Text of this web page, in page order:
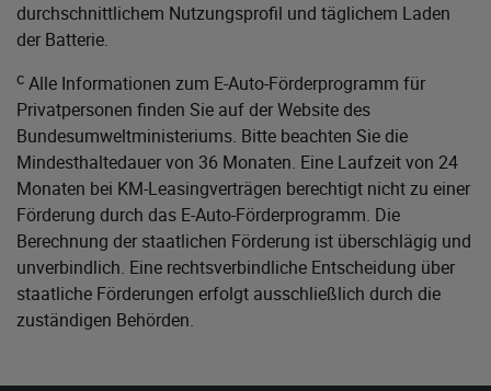
durchschnittlichem Nutzungsprofil und täglichem Laden
der Batterie.
c Alle Informationen zum E-Auto-Förderprogramm für
Privatpersonen finden Sie auf der Website des
Bundesumweltministeriums. Bitte beachten Sie die
Mindesthaltedauer von 36 Monaten. Eine Laufzeit von 24
Monaten bei KM-Leasingverträgen berechtigt nicht zu einer
Förderung durch das E-Auto-Förderprogramm. Die
Berechnung der staatlichen Förderung ist überschlägig und
unverbindlich. Eine rechtsverbindliche Entscheidung über
staatliche Förderungen erfolgt ausschließlich durch die
zuständigen Behörden.